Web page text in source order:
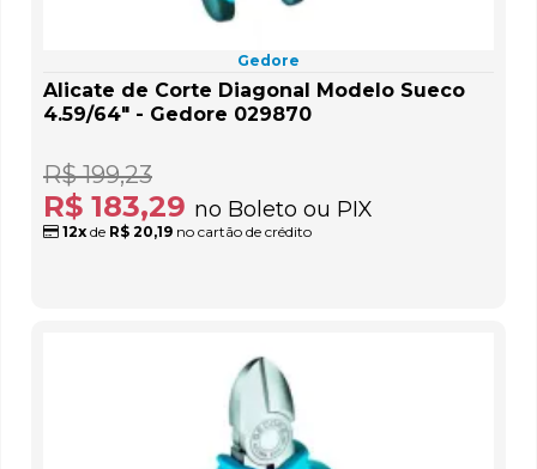
Gedore
Alicate de Corte Diagonal Modelo Sueco
4.59/64" - Gedore 029870
R$ 183,29 no Boleto ou PIX
R$ 199,23
12x de R$ 20,19 no cartão de crédito